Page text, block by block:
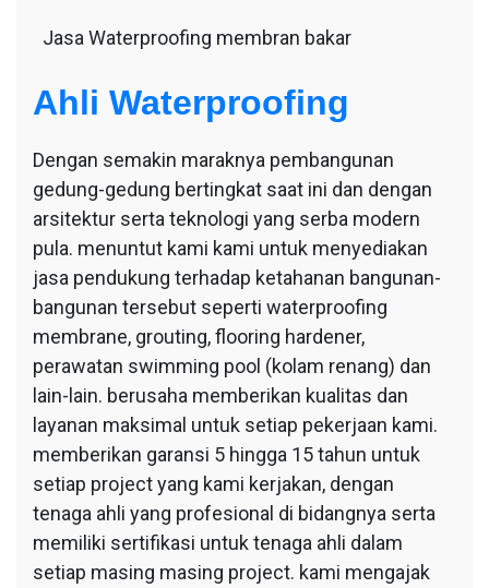
Jasa Waterproofing membran bakar
Ahli Waterproofing
Dengan semakin maraknya pembangunan
gedung-gedung bertingkat saat ini dan dengan
arsitektur serta teknologi yang serba modern
pula. menuntut kami kami untuk menyediakan
jasa pendukung terhadap ketahanan bangunan-
bangunan tersebut seperti waterproofing
membrane, grouting, flooring hardener,
perawatan swimming pool (kolam renang) dan
lain-lain. berusaha memberikan kualitas dan
layanan maksimal untuk setiap pekerjaan kami.
memberikan garansi 5 hingga 15 tahun untuk
setiap project yang kami kerjakan, dengan
tenaga ahli yang profesional di bidangnya serta
memiliki sertifikasi untuk tenaga ahli dalam
setiap masing masing project. kami mengajak